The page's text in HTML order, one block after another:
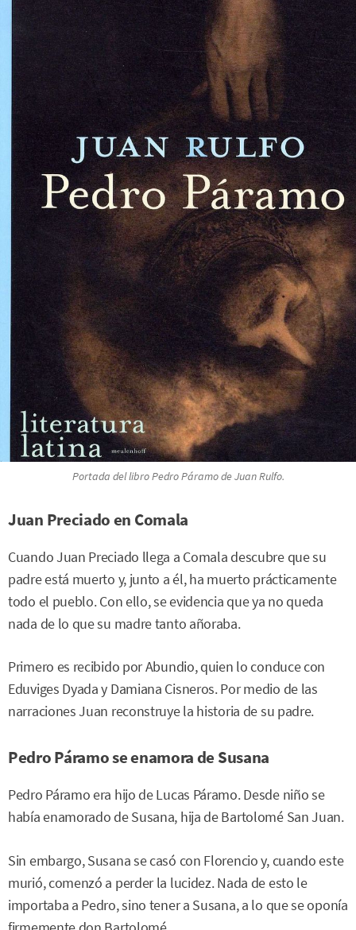
Portada del libroPedro Páramode Juan Rulfo.
Juan Preciado en Comala
Cuando Juan Preciado llega a Comala descubre que su
padre está muerto y, junto a él, ha muerto prácticamente
todo el pueblo. Con ello, se evidencia que ya no queda
nada de lo que su madre tanto añoraba.
Primero es recibido por Abundio, quien lo conduce con
Eduviges Dyada y Damiana Cisneros. Por medio de las
narraciones Juan reconstruye la historia de su padre.
Pedro Páramo se enamora de Susana
Pedro Páramo era hijo de Lucas Páramo. Desde niño se
había enamorado de Susana, hija de Bartolomé San Juan.
Sin embargo, Susana se casó con Florencio y, cuando este
murió, comenzó a perder la lucidez. Nada de esto le
importaba a Pedro, sino tener a Susana, a lo que se oponía